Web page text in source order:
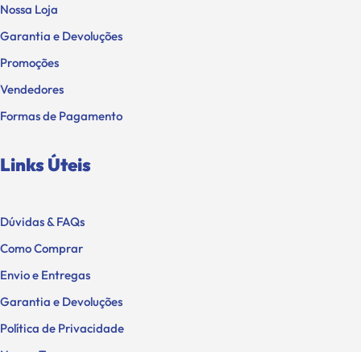
Nossa Loja
Garantia e Devoluções
Promoções
Vendedores
Formas de Pagamento
Links Úteis
Dúvidas & FAQs
Como Comprar
Envio e Entregas
Garantia e Devoluções
Política de Privacidade